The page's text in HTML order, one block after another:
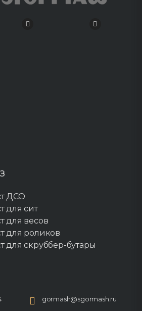
ДСО
для сит
для весов
для роликов
для скруббер-бутары
gormash@sgormash.ru